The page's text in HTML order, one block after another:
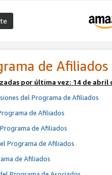
de Afiliados
por última vez: 14 de abril
del Programa de Afiliados
de Afiliados
de Afiliados
Programa de Afiliados
de Afiliados